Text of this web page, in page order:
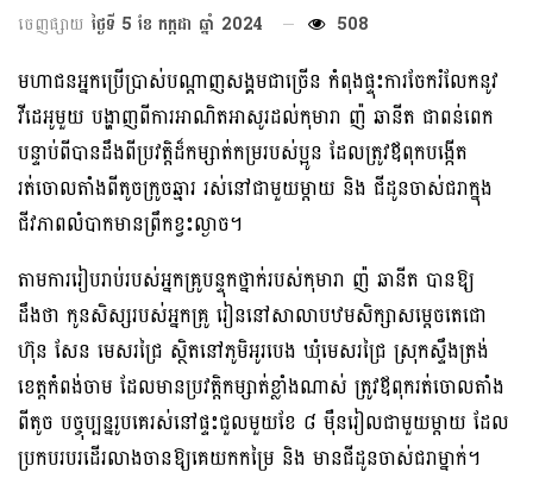
ចេញផ្សាយ ថ្ងៃទី 5 ខែ កក្កដា ឆ្នាំ 2024 508
មហាជនអ្នកប្រើប្រាស់បណ្ដាញសង្គមជាច្រើន កំពុងផ្ទុះការចែករំលែកនូវ
វីដេអូមួយ បង្ហាញពីការអាណិតអាសូរដល់កុមារា ញ៉ ឆានីត ជាពន់ពេក
បន្ទាប់ពីបានដឹងពីប្រវត្តិដ៏កម្សាត់កម្ររបស់ប្អូន ដែលត្រូវឪពុកបង្កើត
រត់ចោលតាំងពីតូចក្រូចឆ្មារ រស់នៅជាមួយម្ដាយ និង ជីដូនចាស់ជរាក្នុង
ជីវភាពលំបាកមានព្រឹកខ្វះល្ងាច។
តាមការរៀបរាប់របស់អ្នកគ្រូបន្ទុកថ្នាក់របស់កុមារា ញ៉ ឆានីត បានឱ្យ
ដឹងថា កូនសិស្សរបស់អ្នកគ្រូ រៀននៅសាលាបឋមសិក្សាសម្ដេចតេជោ
ហ៊ុន សែន មេសរជ្រៃ ស្ថិតនៅភូមិអូរបេង ឃុំមេសរជ្រៃ ស្រុកស្ទឹងត្រង់
ខេត្តកំពង់ចាម ដែលមានប្រវត្តិកម្សាត់ខ្លាំងណាស់ ត្រូវឪពុករត់ចោលតាំង
ពីតូច បច្ចុប្បន្នរូបគេរស់នៅផ្ទះជួលមួយខែ ៨ ម៉ឺនរៀលជាមួយម្ដាយ ដែល
ប្រកបរបរដើរលាងចានឱ្យគេយកកម្រៃ និង មានជីដូនចាស់ជរាម្នាក់។